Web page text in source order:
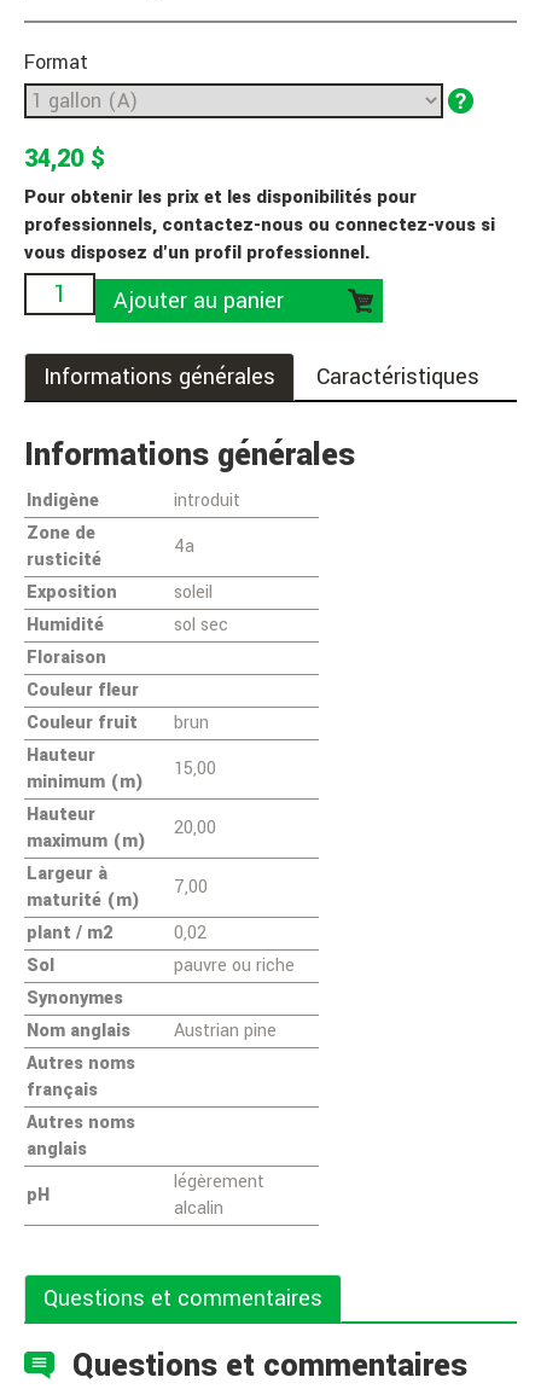
Format
34,20 $
Pour obtenir les prix et les disponibilités pour
professionnels, contactez-nous ou connectez-vous si
vous disposez d'un profil professionnel.
Ajouter au panier
Informations générales Caractéristiques
Informations générales
Indigène
introduit
Zone de
rusticité
4a
Exposition
soleil
Humidité
sol sec
Floraison
Couleur fleur
Couleur fruit
brun
Hauteur
minimum (m)
15,00
Hauteur
maximum (m)
20,00
Largeur à
maturité (m)
7,00
plant / m2
0,02
Sol
pauvre ou riche
Synonymes
Nom anglais
Austrian pine
Autres noms
français
Autres noms
anglais
pH
légèrement
alcalin
Questions et commentaires
Questions et commentaires